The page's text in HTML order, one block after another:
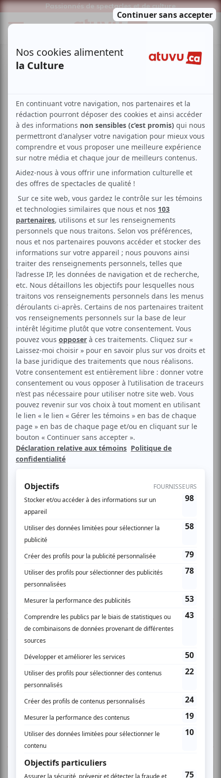
Passionnés de spectacles et de culture
Musique Soul Jazz Blues
Jack de Keizer
Aucune offre promotionnelle
disponible
Soyez les premiers avisés dès qu'il y aura une offre promo
pour Jack de Keizer:INSCRIVEZ-VOUS
Une voix soul, éclectique, enrouée, chaleureuse, imprégnée
de jazz, un talent de guitariste indéniable... Pas étonnant
que la participation de cet habitué du Festival ait été aussi
sollicitée au cours de ses 30 ans de carrière (Ronnie
Hawkins, Blue Rodeo, Bo Diddley... et même une leçon de
guitare donnée au fils du premier ministre du Canada !). Élu
de Keyser présente les chansons de son plus récent
album, The Corktown Sessions. Il faut s'attendre à une
exécution fine et à un blues solide!
www.myspace.com/jackdekeyzer
www.lezaricot.com
Vous devez être connecté pour
donner un avis.
TOUTES LES OFFRES